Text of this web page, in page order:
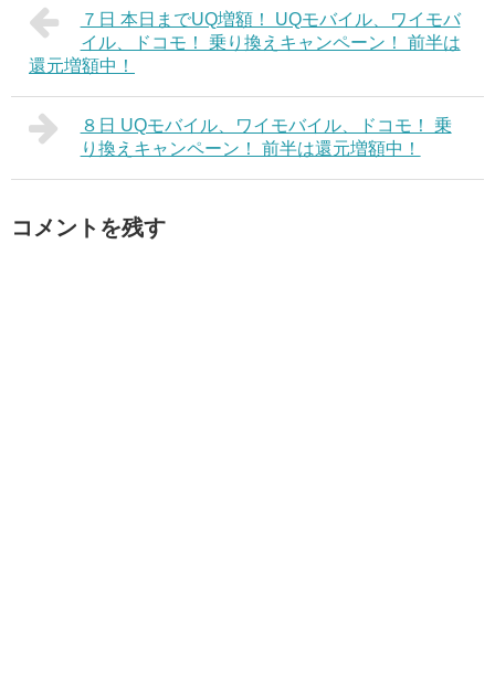
７日 本日までUQ増額！ UQモバイル、ワイモバ
イル、ドコモ！ 乗り換えキャンペーン！ 前半は
還元増額中！
８日 UQモバイル、ワイモバイル、ドコモ！ 乗
り換えキャンペーン！ 前半は還元増額中！
コメントを残す